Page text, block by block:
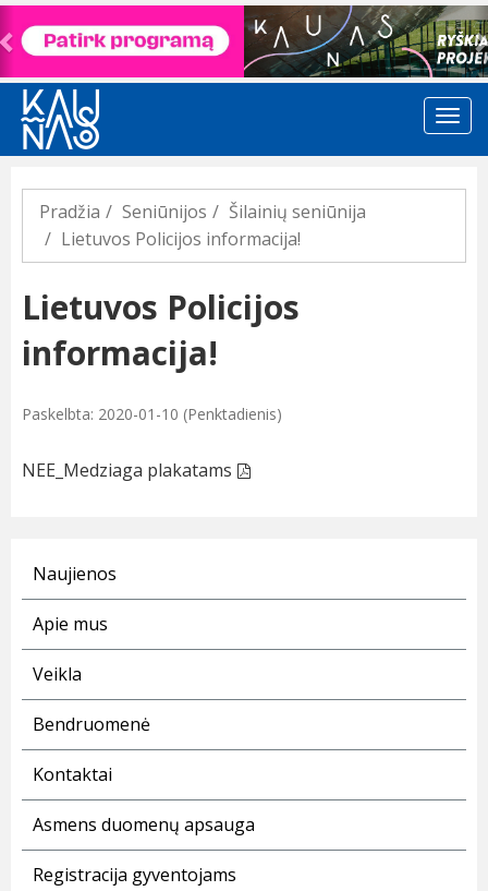
Previous
Pradžia Seniūnijos
Šilainių seniūnija
Lietuvos Policijos informacija!
Lietuvos Policijos
informacija!
Paskelbta: 2020-01-10 (Penktadienis)
NEE_Medziaga plakatams
Naujienos
Apie mus
Veikla
Bendruomenė
Kontaktai
Asmens duomenų apsauga
Registracija gyventojams